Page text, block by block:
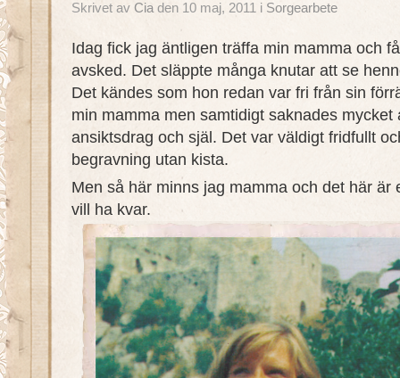
Skrivet av Cia den 10 maj, 2011 i Sorgearbete
Idag fick jag äntligen träffa min mamma och
avsked. Det släppte många knutar att se
Det kändes som hon redan var fri från sin
min mamma men samtidigt saknades mycket
ansiktsdrag och själ. Det var väldigt fridfullt
begravning utan kista.
Men så här minns jag mamma och det här är
vill ha kvar.